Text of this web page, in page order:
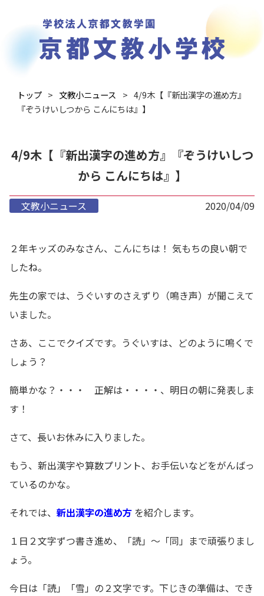
トップ 文教小ニュース
4/9木【『新出漢字の進め方』
『ぞうけいしつから こんにちは』】
4/9木【『新出漢字の進め方』『ぞうけいしつ
から こんにちは』】
文教小ニュース 2020/04/09
２年キッズのみなさん、こんにちは！ 気もちの良い朝で
したね。
先生の家では、うぐいすのさえずり（鳴き声）が聞こえて
いました。
さあ、ここでクイズです。うぐいすは、どのように鳴くで
しょう？
簡単かな？・・・ 正解は・・・・、明日の朝に発表しま
す！
さて、長いお休みに入りました。
もう、新出漢字や算数プリント、お手伝いなどをがんばっ
ているのかな。
それでは、 新出漢字の進め方 を紹介します。
１日２文字ずつ書き進め、「読」～「同」まで頑張りまし
ょう。
今日は「読」「雪」の２文字です。下じきの準備は、でき